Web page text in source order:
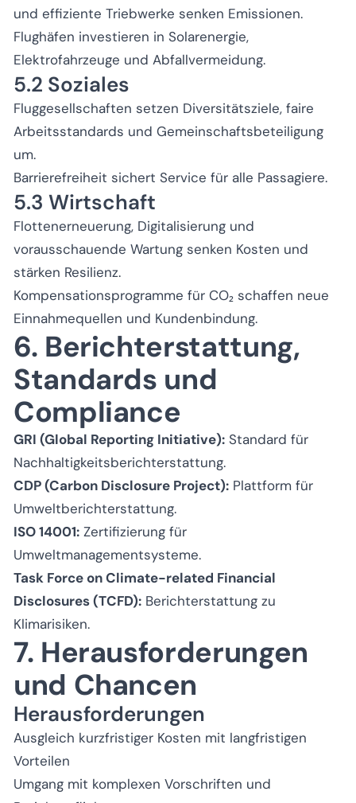
und effiziente Triebwerke senken Emissionen.
Flughäfen investieren in Solarenergie,
Elektrofahrzeuge und Abfallvermeidung.
5.2 Soziales
Fluggesellschaften setzen Diversitätsziele, faire
Arbeitsstandards und Gemeinschaftsbeteiligung
um.
Barrierefreiheit sichert Service für alle Passagiere.
5.3 Wirtschaft
Flottenerneuerung, Digitalisierung und
vorausschauende Wartung senken Kosten und
stärken Resilienz.
Kompensationsprogramme für CO₂ schaffen neue
Einnahmequellen und Kundenbindung.
6. Berichterstattung,
Standards und
Compliance
GRI (Global Reporting Initiative): Standard für
Nachhaltigkeitsberichterstattung.
CDP (Carbon Disclosure Project): Plattform für
Umweltberichterstattung.
ISO 14001: Zertifizierung für
Umweltmanagementsysteme.
Task Force on Climate-related Financial
Disclosures (TCFD): Berichterstattung zu
Klimarisiken.
7. Herausforderungen
und Chancen
Herausforderungen
Ausgleich kurzfristiger Kosten mit langfristigen
Vorteilen
Umgang mit komplexen Vorschriften und